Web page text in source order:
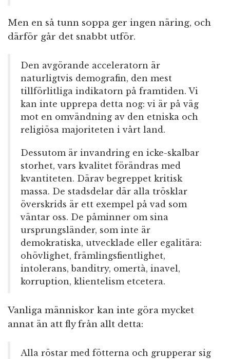
Men en så tunn soppa ger ingen näring, och
därför går det snabbt utför.
Den avgörande acceleratorn är
naturligtvis demografin, den mest
tillförlitliga indikatorn på framtiden. Vi
kan inte upprepa detta nog: vi är på väg
mot en omvändning av den etniska och
religiösa majoriteten i vårt land.
Dessutom är invandring en icke-skalbar
storhet, vars kvalitet förändras med
kvantiteten. Därav begreppet kritisk
massa. De stadsdelar där alla trösklar
överskrids är ett exempel på vad som
väntar oss. De påminner om sina
ursprungsländer, som inte är
demokratiska, utvecklade eller egalitära:
ohövlighet, främlingsfientlighet,
intolerans, banditry, omertà, inavel,
korruption, klientelism etcetera.
Vanliga människor kan inte göra mycket
annat än att fly från allt detta:
Alla röstar med fötterna och grupperar sig